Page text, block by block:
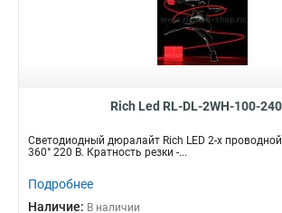
Работа при минусовых
Длина
100м
Комплектация
Rich Led RL-DL-2WH-100-
Светодиодный дюралайт Rich LED 2-х
360° 220 В. Кратность резки -...
Подробнее
Наличие: В наличии